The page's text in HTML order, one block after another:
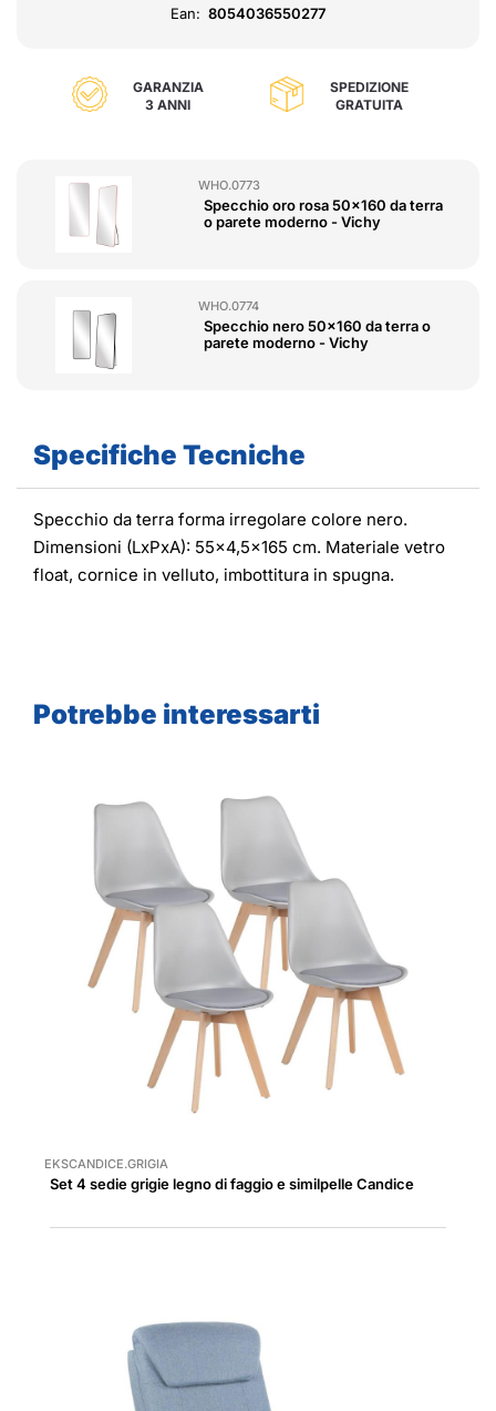
Ean: 8054036550277
GARANZIA
3 ANNI
SPEDIZIONE
GRATUITA
WHO.0773
Specchio oro rosa 50x160 da terra
o parete moderno - Vichy
WHO.0774
Specchio nero 50x160 da terra o
parete moderno - Vichy
Specifiche Tecniche
Specchio da terra forma irregolare colore nero.
Dimensioni (LxPxA): 55x4,5x165 cm. Materiale vetro
float, cornice in velluto, imbottitura in spugna.
Potrebbe interessarti
EKSCANDICE.GRIGIA
Set 4 sedie grigie legno di faggio e similpelle Candice